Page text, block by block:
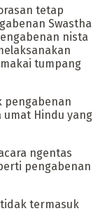
tetap
Swastha
nista
tumpang
pengabenan
Hindu yang
ngentas
pengabenan
termasuk